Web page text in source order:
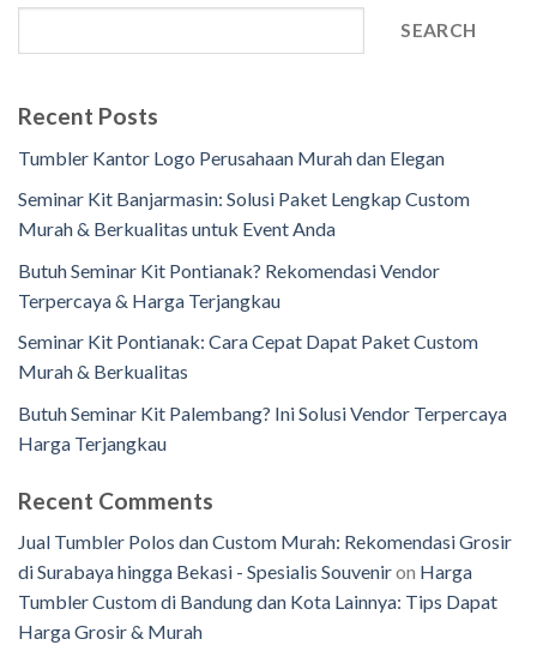
SEARCH
Recent Posts
Tumbler Kantor Logo Perusahaan Murah dan Elegan
Seminar Kit Banjarmasin: Solusi Paket Lengkap Custom
Murah & Berkualitas untuk Event Anda
Butuh Seminar Kit Pontianak? Rekomendasi Vendor
Terpercaya & Harga Terjangkau
Seminar Kit Pontianak: Cara Cepat Dapat Paket Custom
Murah & Berkualitas
Butuh Seminar Kit Palembang? Ini Solusi Vendor Terpercaya
Harga Terjangkau
Recent Comments
Jual Tumbler Polos dan Custom Murah: Rekomendasi Grosir
di Surabaya hingga Bekasi - Spesialis Souveniron Harga
Tumbler Custom di Bandung dan Kota Lainnya: Tips Dapat
Harga Grosir & Murah